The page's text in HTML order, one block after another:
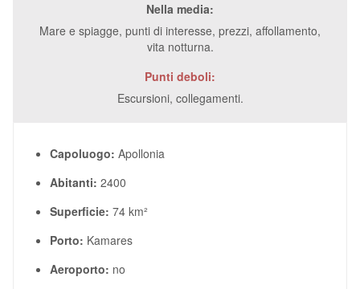
Nella media:
Mare e spiagge, punti di interesse, prezzi, affollamento,
vita notturna.
Punti deboli:
Escursioni, collegamenti.
Capoluogo: Apollonia
Abitanti: 2400
Superficie: 74 km²
Porto: Kamares
Aeroporto: no